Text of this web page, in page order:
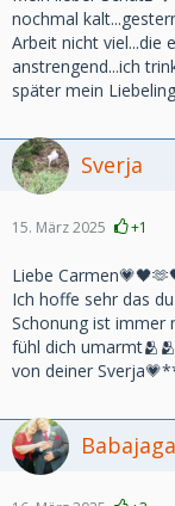
nochmal
Arbeit nicht viel...die
anstrengend...ich
später mein
Sverja
15. März 2025 +1
Liebe
Ich hoffe sehr das
Schonung ist immer
fühl dich
von deiner